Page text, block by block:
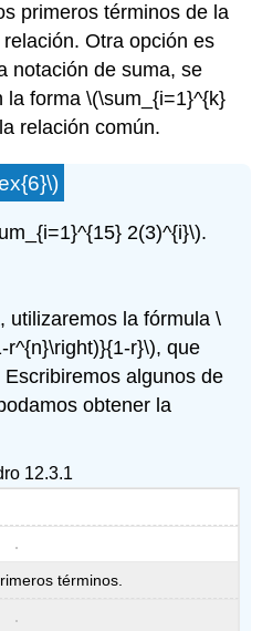
primeros términos de la
Otra opción es
notación de suma, se
la forma\(\sum_{i=1}^{k}
relación común.
2(3)^{i}\).
utilizaremos la fórmula\
r^{n}\right)}{1-r}\), que
Escribiremos algunos de
obtener la
términos.
12.3.1